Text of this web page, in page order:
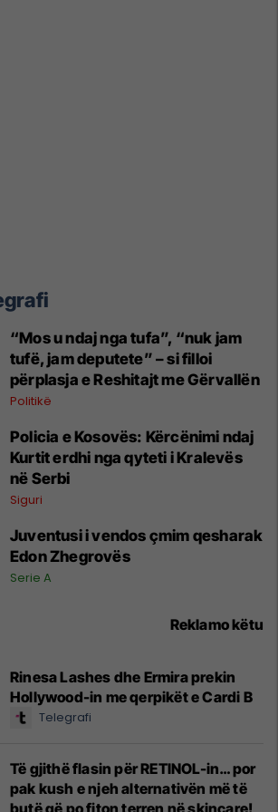
“Mos u ndaj nga tufa”, “nuk jam
tufë, jam deputete” – si filloi
përplasja e Reshitajt me Gërvallën
Politikë
Policia e Kosovës: Kërcënimi ndaj
Kurtit erdhi nga qyteti i Kralevës
në Serbi
Siguri
Juventusi i vendos çmim qesharak
Edon Zhegrovës
Serie A
Reklamo këtu
Rinesa Lashes dhe Ermira prekin
Hollywood-in me qerpikët e Cardi B
Telegrafi
Të gjithë flasin për RETINOL-in… por
pak kush e njeh alternativën më të
butë që po fiton terren në skincare!